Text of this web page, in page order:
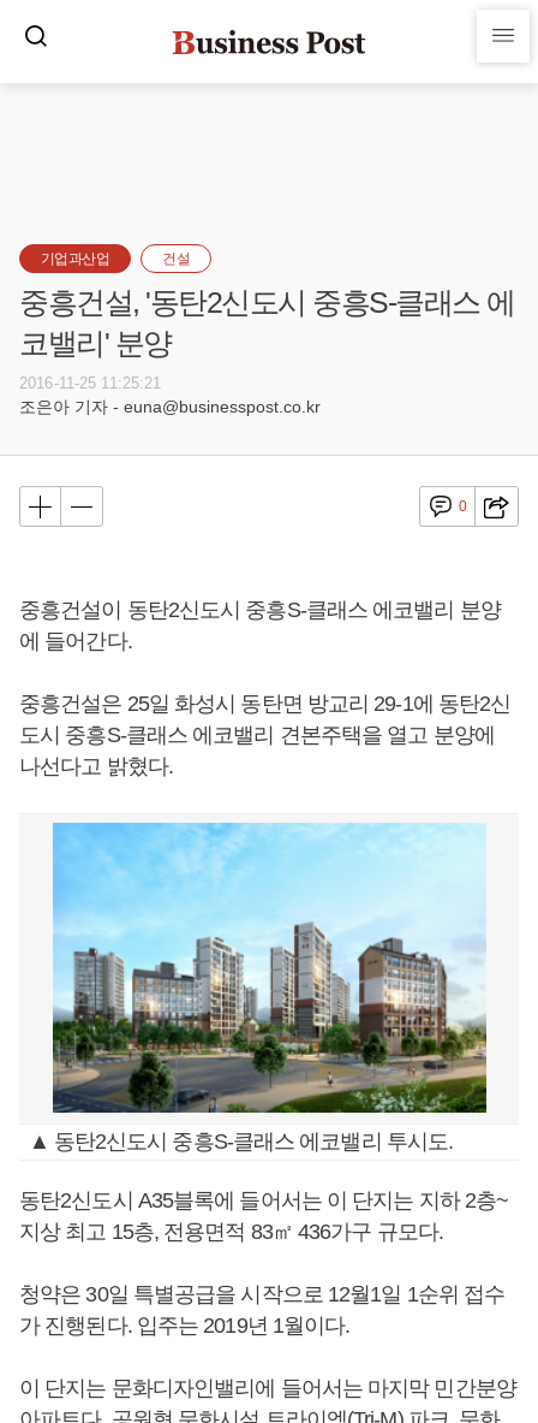
기업과산업 건설
중흥건설, '동탄2신도시 중흥S-클래스 에
코밸리' 분양
2016-11-25 11:25:21
조은아 기자 - euna@businesspost.co.kr
0
중흥건설이 동탄2신도시 중흥S-클래스 에코밸리 분양
에 들어간다.
중흥건설은 25일 화성시 동탄면 방교리 29-1에 동탄2신
도시 중흥S-클래스 에코밸리 견본주택을 열고 분양에
나선다고 밝혔다.
▲ 동탄2신도시 중흥S-클래스 에코밸리 투시도.
동탄2신도시 A35블록에 들어서는 이 단지는 지하 2층~
지상 최고 15층, 전용면적 83㎡ 436가구 규모다.
청약은 30일 특별공급을 시작으로 12월1일 1순위 접수
가 진행된다. 입주는 2019년 1월이다.
이 단지는 문화디자인밸리에 들어서는 마지막 민간분양